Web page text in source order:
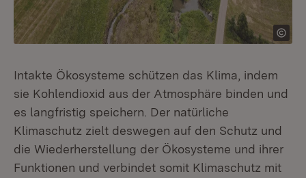
Intakte Ökosysteme schützen das Klima, indem
sie Kohlendioxid aus der Atmosphäre binden und
es langfristig speichern. Der natürliche
Klimaschutz zielt deswegen auf den Schutz und
die Wiederherstellung der Ökosysteme und ihrer
Funktionen und verbindet somit Klimaschutz mit